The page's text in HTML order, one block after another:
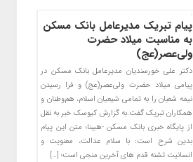
پیام تبریک مدیرعامل بانک مسکن
به مناسبت میلاد حضرت
ولی‌عصر(عج)
دکتر علی خورسندیان مدیرعامل بانک مسکن در
پیامی میلاد حضرت ولی‌عصر(عج) و فرا رسیدن
نیمه شعبان را به تمامی شیعیان اسلام، هم‌وطنان و
همکاران تبریک گفت.به گزارش کیوسک خبر به نقل
از پایگاه خبری بانک مسکن -هیبنا؛ متن این پیام
بدین شرح است: با سلام عدالت، معنویت و
انسانیت تشنه قدم های آخرین منجی است؛ […]